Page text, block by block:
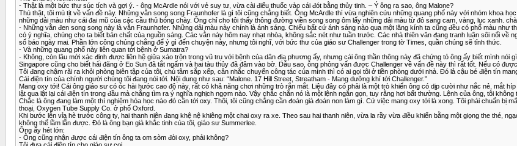
- Thật là một bức thư súc tích và gợi ý. - ông McArdle nói với vẻ suy tư, vừa cài điếu thuốc vào cái đót bằng thủy tinh. – Ý ông ra sao, ông Malone?
Thú thật, tôi mù tịt về vấn đề này. Những vằn song song Fraunhofer là gì tôi cũng chẳng biết. Ông McArdle thì vừa nghiên cứu những quang phổ này với nhóm khoa
những dải màu như cái đai mũ của các cầu thủ bóng chày. Ông chỉ cho tôi thấy thông đường viền song song ôm lấy những dải màu từ đỏ sang cam, vàng, lục xanh.
- Những vằn đen song song này là vằn Fraunhofer. Những dải màu này chính là ánh sáng. Chiếu bất cứ ánh sáng nào qua một lăng kính ta cũng đều có phổ màu
có ý nghĩa, chúng cho ta biết bản chất của nguồn sáng. Các vằn này hôm nay nhạt nhòa, không sắc nét như tuần trước. Các nhà thiên văn đang tranh luận sôi nổi
số báo ngày mai. Phần lớn công chúng chẳng để ý gì đến chuyện này, nhưng tôi nghĩ, với bức thư của giáo sư Challenger trong tờ Times, quần chúng sẽ tỉnh thức.
- Và những quang phổ này liên quan tới bệnh ở Sumatra?
- Không, còn lâu mới xác định được liên hệ giữa xáo trộn trong vũ trụ với bệnh của dân địa phương ấy, nhưng cái ông thần thông này đã chứng tỏ ông ấy biết mình
Singapore cũng cho biết hải đăng ở Eo Sun đã tắt ngấm và hai tàu thủy đã đâm vào bờ. Dẫu sao, ông phỏng vấn được Challenger về vấn đề này thì rất tốt. Nếu có
Tôi đang chậm rãi ra khỏi phòng biên tập của tôi, chú tâm sắp xếp, cân nhắc chuyến công tác của mình thì có ai gọi tôi ở tiền phòng dưới nhà. Đó lả cậu bé điện tín
Cái điện tín của chính người chúng tôi đang nói tới. Nội dung như sau: “Malone. 17 Hill Street, Streatham - Mang dưỡng khí tới Challenger.”
Mang oxy tới! Cái ông giáo sư có óc hài hước cao độ này, rất có khả năng chơi những trò rắn mắt. Liệu đây có phải là một trò khiến ông có dịp cười như nắc nẻ, mắt
lật qua lật lại cái điện tín trong đầu mà chẳng tìm ra ý nghĩa nghịch ngợm nào. Vậy chắc chắn nó là một lệnh ngắn gọn, tuy rằng hơi bất thường. Lệnh của ông, tôi không
Chắc là ông đang làm một thí nghiệm hóa học nào đó cần tới oxy. Thôi, tôi cũng chẳng cần đoán già đoán non làm gì. Cứ việc mang oxy tới là xong. Tôi phải chuẩn bị
thoại, Oxygen Tube Supply Co. ở phố Oxford.
Khi bước lên vỉa hè trước công ty, hai thanh niên đang khệ nệ khiêng một chai oxy ra xe. Theo sau hai thanh niên, vừa la rầy vừa điều khiển bằng một giọng the thé,
không thể lầm lẫn được. Đó là ông bạn già khắc tinh của tôi, giáo sư Summerlee.
Ông ấy hét lớn:
- Ông cũng nhận được cái điện tín ông ta om sòm đòi oxy, phải không?